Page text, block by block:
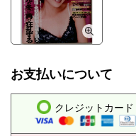
お支払いについて
クレジットカード